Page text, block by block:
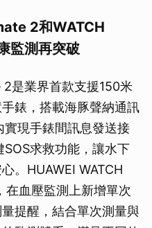
2和WATCH
監測再突破
是業界首款支援150米
錶，搭載海豚聲納通訊
現手錶間訊息發送接
求救功能，讓水下
。HUAWEI WATCH
在血壓監測上新增單次
提醒，結合單次測量與